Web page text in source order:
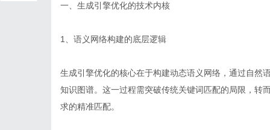
一、生成引擎优化的技术内核
1、语义网络构建的底层逻辑
生成引擎优化的核心在于构建动态语义网络，通过自然
知识图谱。这一过程需突破传统关键词匹配的局限，转
求的精准匹配。